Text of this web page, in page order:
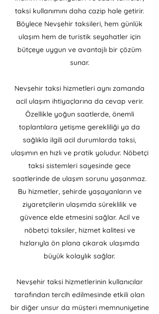
taksi kullanımını daha cazip hale getirir.
Böylece Nevşehir taksileri, hem günlük
ulaşım hem de turistik seyahatler için
bütçeye uygun ve avantajlı bir çözüm
sunar.
Nevşehir taksi hizmetleri aynı zamanda
acil ulaşım ihtiyaçlarına da cevap verir.
Özellikle yoğun saatlerde, önemli
toplantılara yetişme gerekliliği ya da
sağlıkla ilgili acil durumlarda taksi,
ulaşımın en hızlı ve pratik yoludur. Nöbetçi
taksi sistemleri sayesinde gece
saatlerinde de ulaşım sorunu yaşanmaz.
Bu hizmetler, şehirde yaşayanların ve
ziyaretçilerin ulaşımda süreklilik ve
güvence elde etmesini sağlar. Acil ve
nöbetçi taksiler, hizmet kalitesi ve
hızlarıyla ön plana çıkarak ulaşımda
büyük kolaylık sağlar.
Nevşehir taksi hizmetlerinin kullanıcılar
tarafından tercih edilmesinde etkili olan
bir diğer unsur da müşteri memnuniyetine